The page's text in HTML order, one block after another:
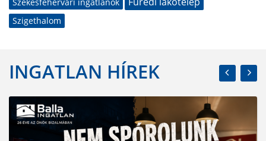
Szigethalom
INGATLAN HÍREK